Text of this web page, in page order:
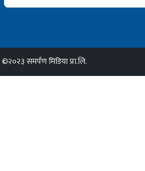
©२०२३ समर्पण मिडिया प्रा.लि.